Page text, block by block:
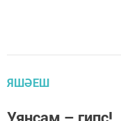
ЯШӘЕШ